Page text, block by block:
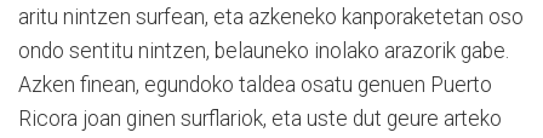
aritu nintzen surfean, eta azkeneko kanporaketetan oso
ondo sentitu nintzen, belauneko inolako arazorik gabe.
Azken finean, egundoko taldea osatu genuen Puerto
Ricora joan ginen surflariok, eta uste dut geure arteko